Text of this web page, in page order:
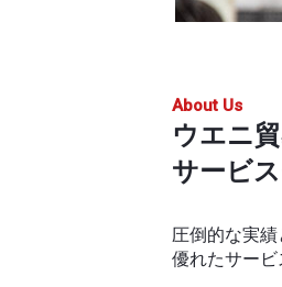
About Us
ウエニ
サービ
圧倒的な実績
優れたサービ